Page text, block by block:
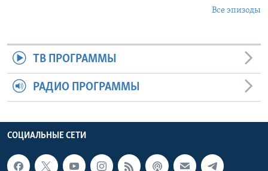
Все эпизоды
ТВ ПРОГРАММЫ
РАДИО ПРОГРАММЫ
СОЦИАЛЬНЫЕ СЕТИ